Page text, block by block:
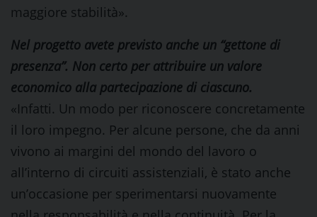
maggiore stabilità».
Nel progetto avete previsto anche un “gettone di
presenza”. Non certo per attribuire un valore
economico alla partecipazione di ciascuno.
«Infatti. Un modo per riconoscere concretamente
il loro impegno. Per alcune persone, che da anni
vivono ai margini del mondo del lavoro o
all’interno di circuiti assistenziali, è stato anche
un’occasione per sperimentarsi nuovamente